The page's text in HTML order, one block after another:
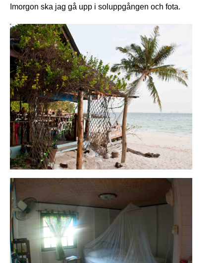
Imorgon ska jag gå upp i soluppgången och fota.